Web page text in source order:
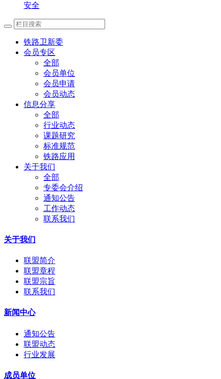
安全
铁路卫新委
会员专区
全部
会员单位
会员申请
会员动态
信息分享
全部
行业动态
课题研究
标准规范
铁路应用
关于我们
全部
专委会介绍
通知公告
工作动态
联系我们
关于我们
联盟简介
联盟章程
联盟宗旨
联系我们
新闻中心
通知公告
联盟动态
行业发展
成员单位